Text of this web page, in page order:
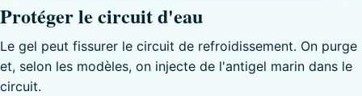
Protéger le circuit d'eau
Le gel peut fissurer le circuit de refroidissement. On purge
et, selon les modèles, on injecte de l'antigel marin dans le
circuit.